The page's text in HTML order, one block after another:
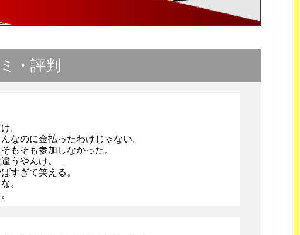
・評判
。
なのに金払ったわけじゃない。
もそも参加しなかった。
うやんけ。
すぎて笑える。
。